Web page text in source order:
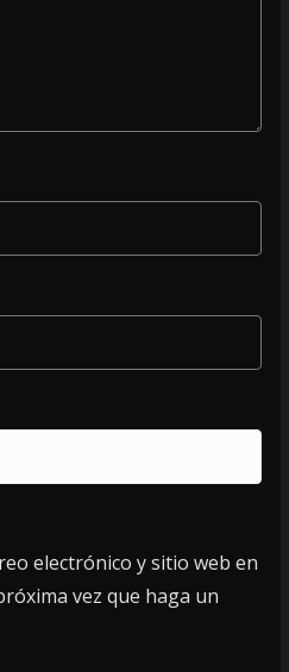
electrónico y sitio web en
vez que haga un